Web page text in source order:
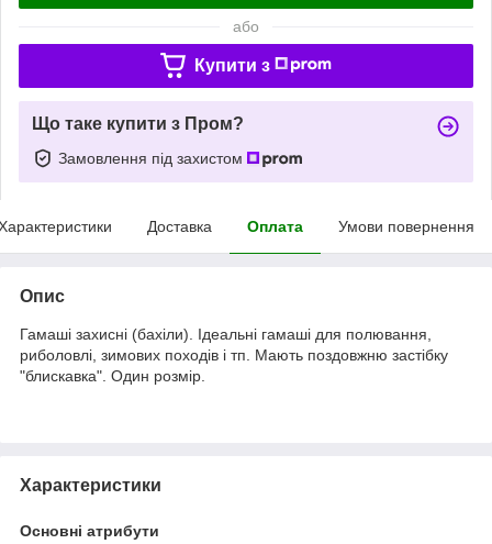
або
Купити з
Що таке купити з Пром?
Замовлення під захистом
Доставка Оплата Умови повернення
Опис
Гамаші захисні (бахіли). Ідеальні гамаші для полювання,
риболовлі, зимових походів і тп. Мають поздовжню застібку
"блискавка". Один розмір.
Характеристики
Основні атрибути